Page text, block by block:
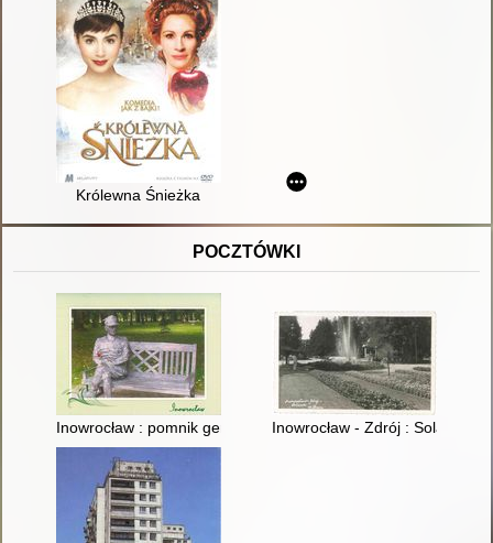
Królewna Śnieżka
POCZTÓWKI
Inowrocław : pomnik gen. Władysława Sikorskiego w Parku
Inowrocław - Zdrój : Solanki